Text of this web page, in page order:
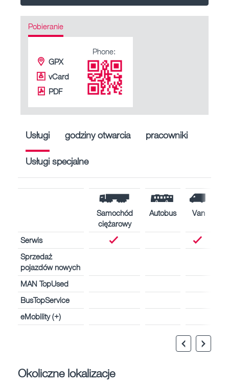
Pobieranie
GPX
vCard
PDF
Phone:
Usługi godziny otwarcia pracowniki
Usługi specjalne
Samochód
ciężarowy
Autobus Van
Serwis
Sprzedaż
pojazdów nowych
MAN TopUsed
BusTopService
eMobility (+)
Okoliczne lokalizacje